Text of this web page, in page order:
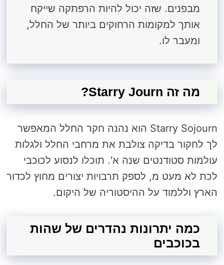
מבפנים. שזה יכול להיות הרפתקה שייקח
אותך למקומות הרחוקים ביותר של החלל,
ומעבר לו.
מה זה Starry Journ?
Starry Sojourn הוא נהנה חקר החלל המאפשר
לך לחקור בדיקה צולבת את מרחבי החלל ולגלות
עולמות סטודנטים שנה א'. תוכלו לנסוע לכוכבי
לכת לא מעט מ, לספק תרבויות יצורים מחוץ לכדור
הארץ וללמוד על ההיסטוריה של היקום.
כמה יתרונות נהדרים של שהות
בכוכבים